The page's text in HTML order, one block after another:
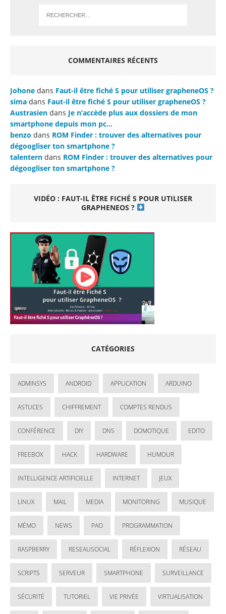
COMMENTAIRES RÉCENTS
Johone dans Faut-il être fiché S pour utiliser grapheneOS ?
sima dans Faut-il être fiché S pour utiliser grapheneOS ?
Austrasien dans Je n’accède plus aux dossiers de mon
smartphone depuis mon pc…
benzo dans ROM Finder : trouver des alternatives pour
dégoogliser ton smartphone ?
talentern dans ROM Finder : trouver des alternatives pour
dégoogliser ton smartphone ?
VIDÉO : FAUT-IL ÊTRE FICHÉ S POUR UTILISER
GRAPHENEOS ?
CATÉGORIES
ADMINSYS ANDROID APPLICATION ARDUINO
ASTUCES CHIFFREMENT COMPTES RENDUS
CONFÉRENCE DIY DNS DOMOTIQUE EDITO
FREEBOX HACK HARDWARE HUMOUR
INTELLIGENCE ARTIFICIELLE INTERNET JEUX
LINUX MAIL MEDIA MONITORING MUSIQUE
MÉMO NEWS PAO PROGRAMMATION
RASPBERRY RESEAUSOCIAL RÉFLEXION RÉSEAU
SCRIPTS SERVEUR SMARTPHONE SURVEILLANCE
SÉCURITÉ TUTORIEL VIE PRIVÉE VIRTUALISATION